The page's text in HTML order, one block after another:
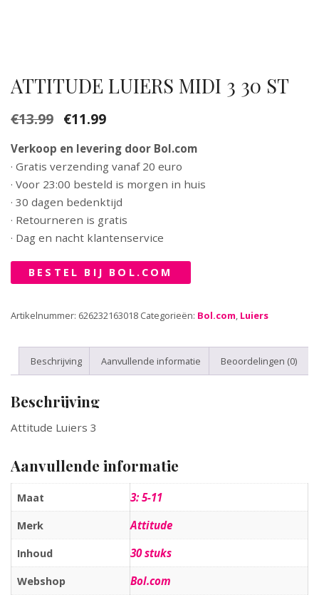
ATTITUDE LUIERS MIDI 3 30 ST
€13.99
Oorspronkelijke
was:
€13.99.
€11.99Huidige
is:
€11.99.
Verkoop en levering door Bol.com
· Gratis verzending vanaf 20 euro
· Voor 23:00 besteld is morgen in huis
· 30 dagen bedenktijd
· Retourneren is gratis
· Dag en nacht klantenservice
BESTEL BIJ BOL.COM
Artikelnummer: 626232163018 Categorieën: Bol.com, Luiers
Beschrijving Aanvullende informatie Beoordelingen (0)
Beschrijving
Attitude Luiers 3
Aanvullende informatie
Maat 3: 5-11
Merk Attitude
Inhoud 30 stuks
Webshop Bol.com